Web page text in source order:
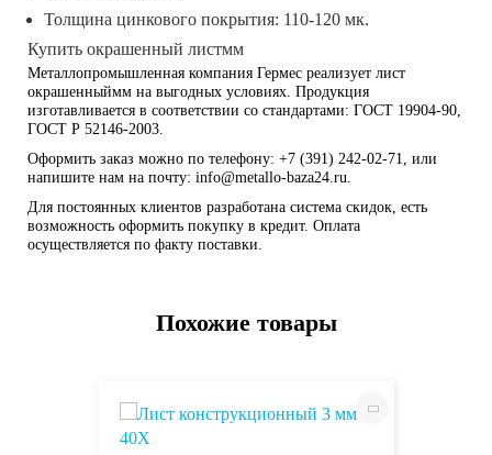
Толщина цинкового покрытия: 110-120 мк.
Купить окрашенный листмм
Металлопромышленная компания Гермес реализует лист
окрашенныймм на выгодных условиях. Продукция
изготавливается в соответствии со стандартами: ГОСТ 19904-90,
ГОСТ Р 52146-2003.
Оформить заказ можно по телефону: +7 (391) 242-02-71, или
напишите нам на почту: info@metallo-baza24.ru.
Для постоянных клиентов разработана система скидок, есть
возможность оформить покупку в кредит. Оплата
осуществляется по факту поставки.
Похожие товары